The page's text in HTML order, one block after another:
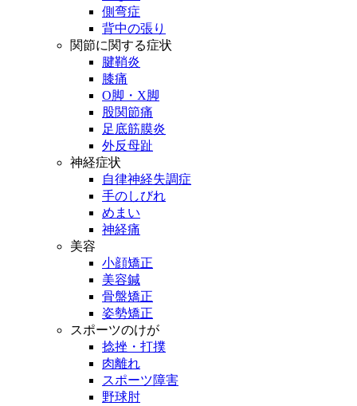
側弯症
背中の張り
関節に関する症状
腱鞘炎
膝痛
O脚・X脚
股関節痛
足底筋膜炎
外反母趾
神経症状
自律神経失調症
手のしびれ
めまい
神経痛
美容
小顔矯正
美容鍼
骨盤矯正
姿勢矯正
スポーツのけが
捻挫・打撲
肉離れ
スポーツ障害
野球肘